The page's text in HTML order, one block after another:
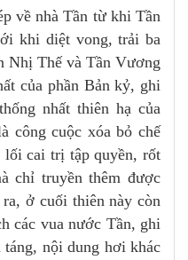
về nhà Tần từ khi Tần
khi diệt vong, trải ba
Nhị Thế và Tần Vương
của phần Bản kỷ, ghi
nhất thiên hạ của
công cuộc xóa bỏ chế
lối cai trị tập quyền, rốt
chỉ truyền thêm được
ở cuối thiên này còn
các vua nước Tần, ghi
nội dung hơi khác